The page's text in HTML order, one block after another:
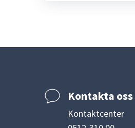
Kontakta oss
Kontaktcenter